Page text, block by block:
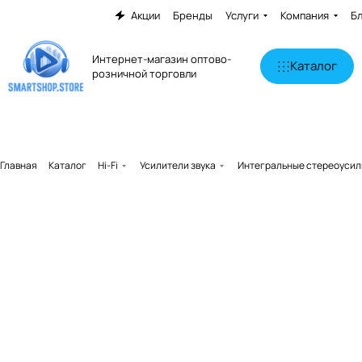
Акции Бренды Услуги Компания
Интернет-магазин оптово-
розничной торговли
Каталог
Главная Каталог Hi-Fi Усилители звука Интегральные